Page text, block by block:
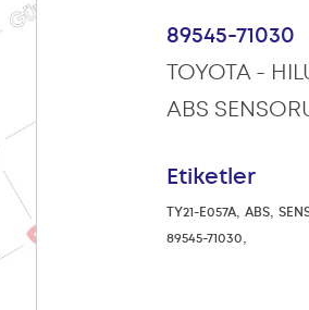
89545-71030
TOYOTA -
ABS
Etiketler
TY21-E057A, ABS,
89545-71030,